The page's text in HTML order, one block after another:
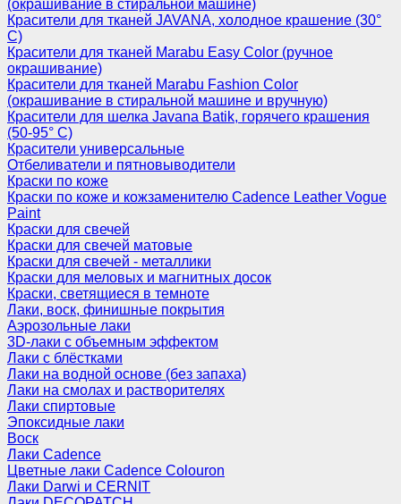
(окрашивание в стиральной машине)
Красители для тканей JAVANA, холодное крашение (30°
С)
Красители для тканей Marabu Easy Color (ручное
окрашивание)
Красители для тканей Marabu Fashion Color
(окрашивание в стиральной машине и вручную)
Красители для шелка Javana Batik, горячего крашения
(50-95° С)
Красители универсальные
Отбеливатели и пятновыводители
Краски по коже
Краски по коже и кожзаменителю Cadence Leather Vogue
Paint
Краски для свечей
Краски для свечей матовые
Краски для свечей - металлики
Краски для меловых и магнитных досок
Краски, светящиеся в темноте
Лаки, воск, финишные покрытия
Аэрозольные лаки
3D-лаки с объемным эффектом
Лаки с блёстками
Лаки на водной основе (без запаха)
Лаки на смолах и растворителях
Лаки спиртовые
Эпоксидные лаки
Воск
Лаки Cadence
Цветные лаки Cadence Colouron
Лаки Darwi и CERNIT